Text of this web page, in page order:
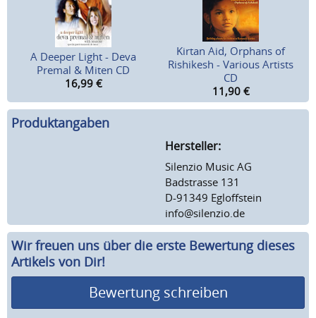
A Deeper Light - Deva
Premal & Miten CD
16,99 €
Kirtan Aid, Orphans of
Rishikesh - Various Artists
CD
11,90 €
Produktangaben
Hersteller:
Silenzio Music AG
Badstrasse 131
D-91349 Egloffstein
info@silenzio.de
Wir freuen uns über die erste Bewertung dieses
Artikels von Dir!
Bewertung schreiben